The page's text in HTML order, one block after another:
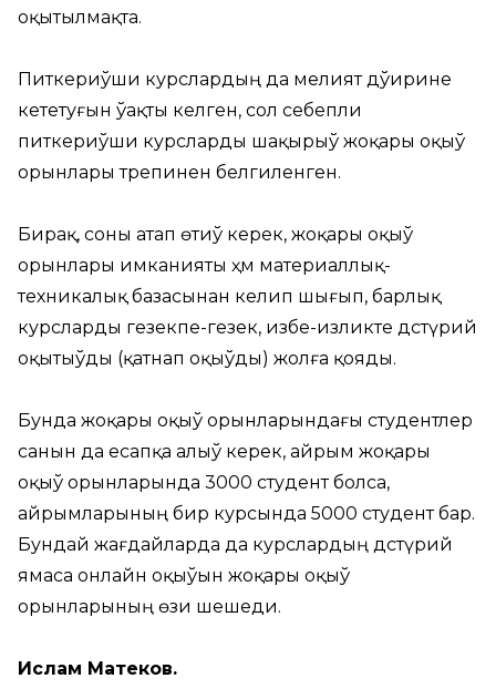
оқытылмақта.
Питкериўши курслардың да әмелият дәўирине
кететуғын ўақты келген, сол себепли
питкериўши курсларды шақырыў жоқары оқыў
орынлары тәрепинен белгиленген.
Бирақ, соны атап өтиў керек, жоқары оқыў
орынлары имканияты ҳәм материаллық-
техникалық базасынан келип шығып, барлық
курсларды гезекпе-гезек, избе-изликте дәстүрий
оқытыўды (қатнап оқыўды) жолға қояды.
Бунда жоқары оқыў орынларындағы студентлер
санын да есапқа алыў керек, айрым жоқары
оқыў орынларында 3000 студент болса,
айрымларының бир курсында 5000 студент бар.
Бундай жағдайларда да курслардың дәстүрий
ямаса онлайн оқыўын жоқары оқыў
орынларының өзи шешеди.
Ислам Матеков.